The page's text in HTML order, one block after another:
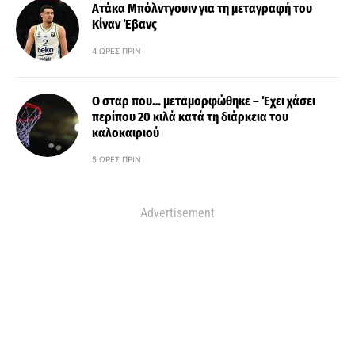
Ατάκα Μπόλντγουιν για τη μεταγραφή του
Κίναν Έβανς
4 ΏΡΕΣ ΠΡΙΝ
Ο σταρ που… μεταμορφώθηκε – Έχει χάσει
περίπου 20 κιλά κατά τη διάρκεια του
καλοκαιριού
5 ΏΡΕΣ ΠΡΙΝ
Advertisement